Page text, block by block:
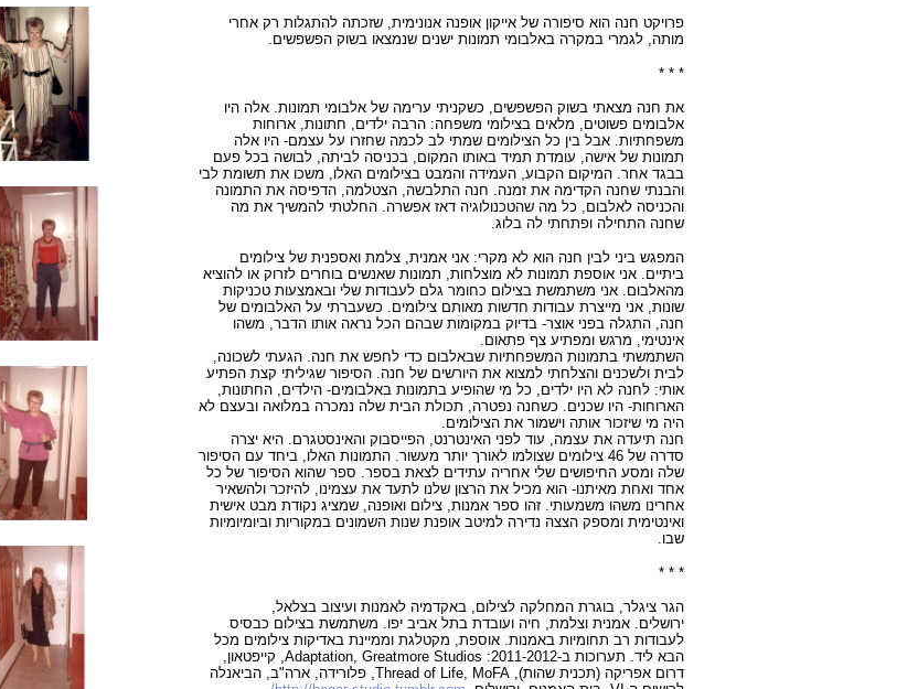
פרויקט חנה הוא סיפורה של אייקון אופנה אנונימית, שזכתה להתגלות רק אחרי
מותה, לגמרי במקרה באלבומי תמונות ישנים שנמצאו בשוק הפשפשים.
* * *
את חנה מצאתי בשוק הפשפשים, כשקניתי ערימה של אלבומי תמונות. אלה היו
אלבומים פשוטים, מלאים בצילומי משפחה: הרבה ילדים, חתונות, ארוחות
משפחתיות. אבל בין כל הצילומים שמתי לב לכמה שחזרו על עצמם- היו אלה
תמונות של אישה, עומדת תמיד באותו המקום, בכניסה לביתה, לבושה בכל פעם
בבגד אחר. המיקום הקבוע, העמידה והמבט בצילומים האלו, משכו את תשומת לבי
והבנתי שחנה הקדימה את זמנה. חנה התלבשה, הצטלמה, הדפיסה את התמונה
והכניסה לאלבום, כל מה שהטכנולוגיה דאז אפשרה. החלטתי להמשיך את מה
שחנה התחילה ופתחתי לה בלוג.
המפגש ביני לבין חנה הוא לא מקרי: אני אמנית, צלמת ואספנית של צילומים
ביתיים. אני אוספת תמונות לא מוצלחות, תמונות שאנשים בוחרים לזרוק או להוציא
מהאלבום. אני משתמשת בצילום כחומר גלם לעבודות שלי ובאמצעות טכניקות
שונות, אני מייצרת עבודות חדשות מאותם צילומים. כשעברתי על האלבומים של
חנה, התגלה בפני אוצר- בדיוק במקומות שבהם הכל נראה אותו הדבר, משהו
אינטימי, מרגש ומפתיע צף פתאום.
השתמשתי בתמונות המשפחתיות שבאלבום כדי לחפש את חנה. הגעתי לשכונה,
לבית ולשכנים והצלחתי למצוא את היורשים של חנה. הסיפור שגיליתי קצת הפתיע
אותי: לחנה לא היו ילדים, כל מי שהופיע בתמונות באלבומים- הילדים, החתונות,
הארוחות- היו שכנים. כשחנה נפטרה, תכולת הבית שלה נמכרה במלואה ובעצם לא
היה מי שיזכור אותה וישמור את הצילומים.
חנה תיעדה את עצמה, עוד לפני האינטרנט, הפייסבוק והאינסטגרם. היא יצרה
סדרה של 46 צילומים שצולמו לאורך יותר מעשור. התמונות האלו, ביחד עם הסיפור
שלה ומסע החיפושים שלי אחריה עתידים לצאת בספר. ספר שהוא הסיפור של כל
אחד ואחת מאיתנו- הוא מכיל את הרצון שלנו לתעד את עצמינו, להיזכר ולהשאיר
אחרינו משהו משמעותי. זהו ספר אמנות, צילום ואופנה, שמציג נקודת מבט אישית
ואינטימית ומספק הצצה נדירה למיטב אופנת שנות השמונים במקוריות וביומיומיות
שבו.
* * *
הגר ציגלר, בוגרת המחלקה לצילום, באקדמיה לאמנות ועיצוב בצלאל,
ירושלים. אמנית וצלמת, חיה ועובדת בתל אביב יפו. משתמשת בצילום כבסיס
לעבודות רב תחומיות באמנות. אוספת, מקטלגת וממיינת באדיקות צילומים מכל
הבא ליד. תערוכות ב-2011-2012: Adaptation, Greatmore Studios, קייפטאון,
דרום אפריקה (תכנית שהות), Thread of Life, MoFA, פלורידה, ארה"ב, הביאנלה